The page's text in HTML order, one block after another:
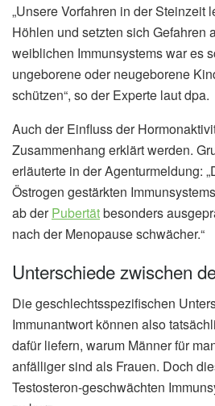
„Unsere Vorfahren in der Steinzeit
Höhlen und setzten sich Gefahren
weiblichen Immunsystems war es
ungeborene oder neugeborene
schützen“, so der Experte laut dpa.
Auch der Einfluss der
Zusammenhang erklärt werden.
erläuterte in der Agenturmeldung:
Östrogen gestärkten
ab derPubertätbesonders
nach der Menopause schwächer.“
Unterschiede zwischen
Die geschlechtsspezifischen
Immunantwort können also
dafür liefern, warum Männer für
anfälliger sind als Frauen. Doch
Testosteron-geschwächten